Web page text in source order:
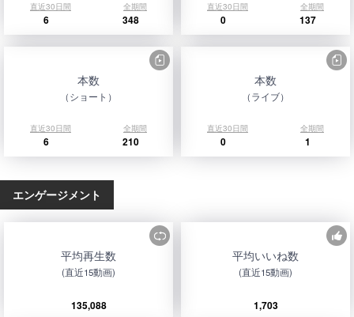
直近30日間 全期間
6 348
直近30日間 全期間
0 137
本数
（ショート）
直近30日間 全期間
6 210
本数
（ライブ）
直近30日間 全期間
0 1
エンゲージメント
平均再生数
(直近15動画)
135,088
平均いいね数
(直近15動画)
1,703